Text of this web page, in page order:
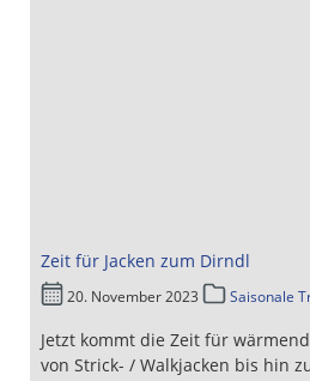
Zeit für Jacken zum Dirndl
20. November 2023 Saisonale
Jetzt kommt die Zeit für
von Strick- / Walkjacken bis hin